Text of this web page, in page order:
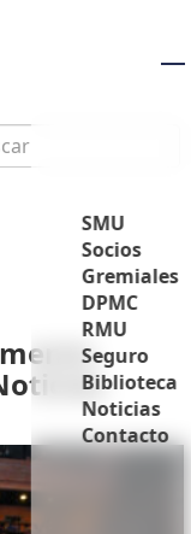
SMU
Socios
Gremiales
DPMC
RMU
Seguro
Biblioteca
Noticias
Contacto